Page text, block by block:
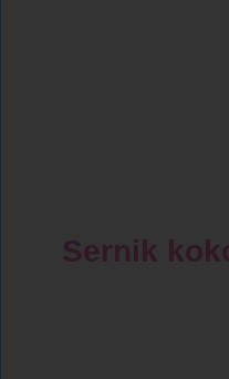
Sernik